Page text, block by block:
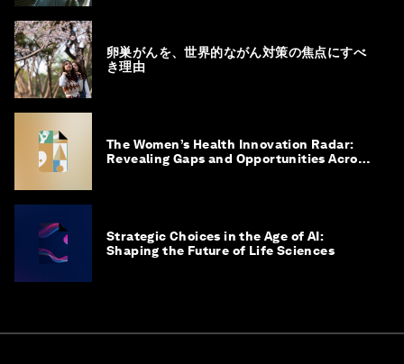
卵巣がんを、世界的ながん対策の焦点にすべ
き理由
The Women’s Health Innovation Radar:
Revealing Gaps and Opportunities Across
Strategic Choices in the Age of AI:
Shaping the Future of Life Sciences